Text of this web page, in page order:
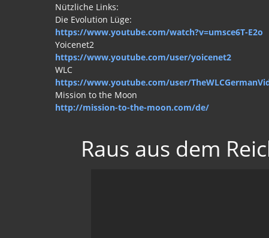
Nützliche Links:
Die Evolution Lüge:
https://www.youtube.com/watch?v=umsce6T-E2o
Yoicenet2
https://www.youtube.com/user/yoicenet2
WLC
https://www.youtube.com/user/
Mission to the Moon
http://mission-to-the-moon.com/de/
Raus aus dem